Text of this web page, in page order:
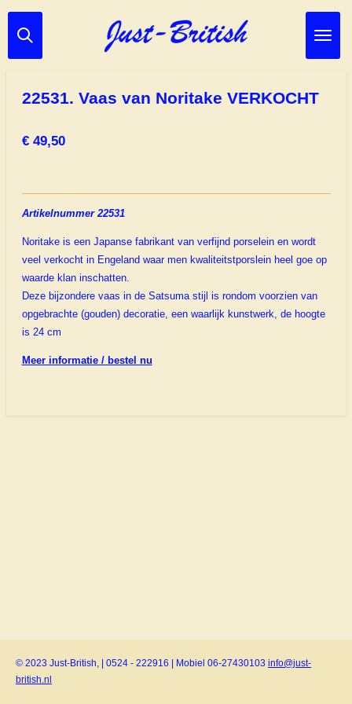
Ga
direct
22531. Vaas van Noritake VERKOCHT
€ 49,50
Artikelnummer 22531
Noritake is een Japanse fabrikant van verfijnd porselein en wordt
veel verkocht in Engeland waar men kwaliteitstporslein heel goe op
waarde klan inschatten.
Deze bijzondere vaas in de Satsuma stijl is rondom voorzien van
opgebrachte (gouden) decoratie, een waarlijk kunstwerk, de hoogte
is 24 cm
Meer informatie / bestel nu
© 2023 Just-British, | 0524 - 222916 | Mobiel 06-27430103 info@just-
british.nl